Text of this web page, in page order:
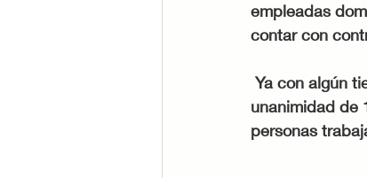
empleadas
contar con
unanimidad de
personas